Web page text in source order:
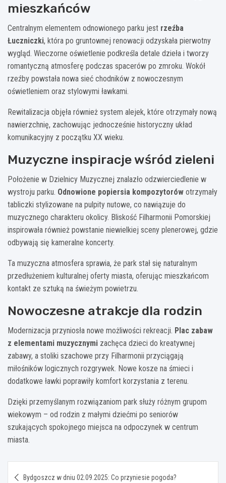
mieszkańców
Centralnym elementem odnowionego parku jest rzeźba
Łuczniczki, która po gruntownej renowacji odzyskała pierwotny
wygląd. Wieczorne oświetlenie podkreśla detale dzieła i tworzy
romantyczną atmosferę podczas spacerów po zmroku. Wokół
rzeźby powstała nowa sieć chodników z nowoczesnym
oświetleniem oraz stylowymi ławkami.
Rewitalizacja objęła również system alejek, które otrzymały nową
nawierzchnię, zachowując jednocześnie historyczny układ
komunikacyjny z początku XX wieku.
Muzyczne inspiracje wśród zieleni
Położenie w Dzielnicy Muzycznej znalazło odzwierciedlenie w
wystroju parku. Odnowione popiersia kompozytorów otrzymały
tabliczki stylizowane na pulpity nutowe, co nawiązuje do
muzycznego charakteru okolicy. Bliskość Filharmonii Pomorskiej
inspirowała również powstanie niewielkiej sceny plenerowej, gdzie
odbywają się kameralne koncerty.
Ta muzyczna atmosfera sprawia, że park stał się naturalnym
przedłużeniem kulturalnej oferty miasta, oferując mieszkańcom
kontakt ze sztuką na świeżym powietrzu.
Nowoczesne atrakcje dla rodzin
Modernizacja przyniosła nowe możliwości rekreacji. Plac zabaw
z elementami muzycznymi zachęca dzieci do kreatywnej
zabawy, a stoliki szachowe przy Filharmonii przyciągają
miłośników logicznych rozgrywek. Nowe kosze na śmieci i
dodatkowe ławki poprawiły komfort korzystania z terenu.
Dzięki przemyślanym rozwiązaniom park służy różnym grupom
wiekowym – od rodzin z małymi dziećmi po seniorów
szukających spokojnego miejsca na odpoczynek w centrum
miasta.
Bydgoszcz w dniu 02.09.2025: Co przyniesie pogoda?